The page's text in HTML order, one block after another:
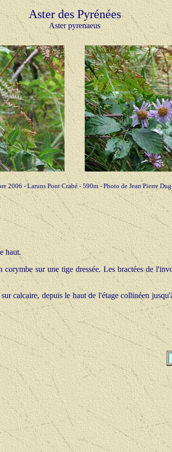
Aster des Pyrénées
Aster pyrenaeus
2006 - Laruns Pont Crabé - 590m - Photo de Jean Pierre
haut.
sur une tige dressée. Les bractées de
calcaire, depuis le haut de l'étage collinéen